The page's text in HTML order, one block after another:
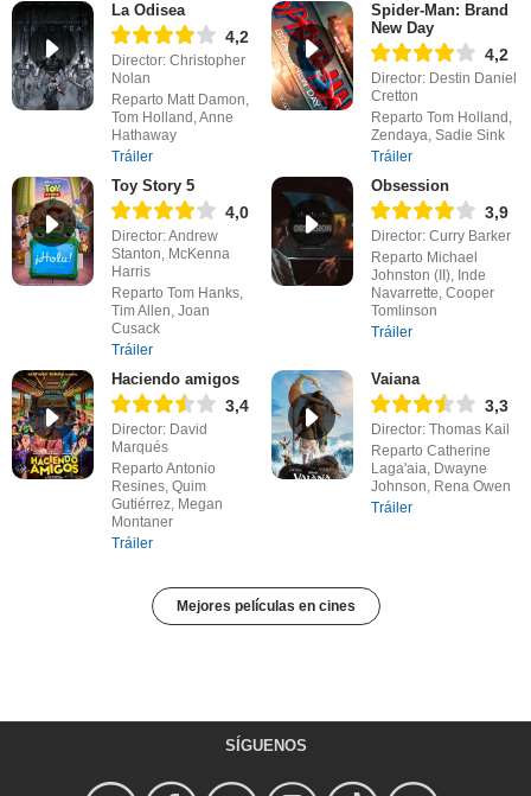
La Odisea
4,2
Director: Christopher
Nolan
Reparto Matt Damon,
Tom Holland, Anne
Hathaway
Tráiler
Spider-Man: Brand
New Day
4,2
Director: Destin Daniel
Cretton
Reparto Tom Holland,
Zendaya, Sadie Sink
Tráiler
Toy Story 5
4,0
Director: Andrew
Stanton, McKenna
Harris
Reparto Tom Hanks,
Tim Allen, Joan
Cusack
Tráiler
Obsession
3,9
Director: Curry Barker
Reparto Michael
Johnston (II), Inde
Navarrette, Cooper
Tomlinson
Tráiler
Haciendo amigos
3,4
Director: David
Marqués
Reparto Antonio
Resines, Quim
Gutiérrez, Megan
Montaner
Tráiler
Vaiana
3,3
Director: Thomas Kail
Reparto Catherine
Laga'aia, Dwayne
Johnson, Rena Owen
Tráiler
Mejores películas en cines
SÍGUENOS